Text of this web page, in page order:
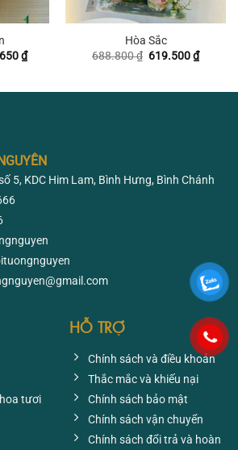
₫Giá
hiện
Hòa Sắc
688.800₫ Giá
619.500₫Giá
hiện
5, KDC Him Lam, Bình Hưng, Bình Chánh
tươi
HỖ TRỢ
Chính sách và điều khoản
Thắc mắc và khiếu nại
Chính sách bảo mật
Chính sách vận chuyển
Chính sách đổi trả và hoàn